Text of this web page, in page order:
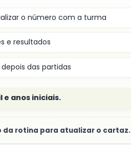
o número com a turma
e resultados
das partidas
e anos iniciais.
da rotina para atualizar o cartaz.